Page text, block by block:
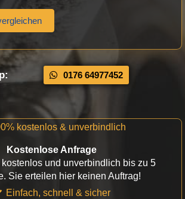
0176 64977452
kostenlos & unverbindlich
Kostenlose Anfrage
und unverbindlich bis zu 5
Sie erteilen hier keinen Auftrag!
Einfach, schnell & sicher